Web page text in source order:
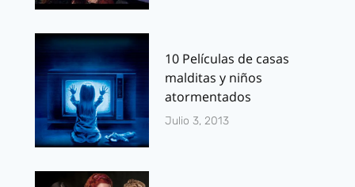
10 Películas de casas
malditas y niños
atormentados
Julio 3, 2013